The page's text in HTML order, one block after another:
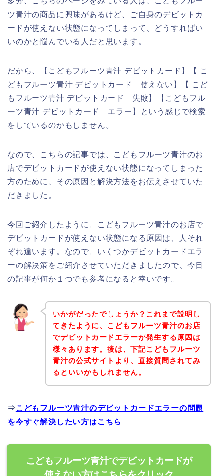
ツ青汁の商品に興味があるけど、ご自身のデビットカ
ードが使えない状態になってしまって、どうすればい
いのかと悩んでいる人だと思います。
だから、【こどもフルーツ青汁 デビットカード】【 こ
どもフルーツ青汁 デビットカード 使えない】【 こど
もフルーツ青汁 デビットカード 失敗】【こどもフル
ーツ青汁 デビットカード エラー】という感じで検索
をしているのかもしません。
なので、こちらの記事では、こどもフルーツ青汁のお
店でデビットカードが使えない状態になってしまった
方のために、その原因と解決方法をお伝えさせていた
だきました。
今回ご紹介したように、こどもフルーツ青汁のお店で
デビットカードが使えない状態になる原因は、人それ
ぞれ違います。なので、いくつかデビットカードエラ
ーの解決策をご紹介させていただきましたので、今日
の記事が何か１つでも参考になると幸いです。
いかがだったでしょうか？これまで説明し
てきたように、こどもフルーツ青汁のお店
でデビットカードエラーが発生する原因は
様々あります。後は、下記こどもフルーツ
青汁の公式サイトより、直接質問されてみ
るといいかもしれません。
⇒ こどもフルーツ青汁のデビットカードエラーの問題
を今すぐ解決したい方はこちら
こどもフルーツ青汁でデビットカードが